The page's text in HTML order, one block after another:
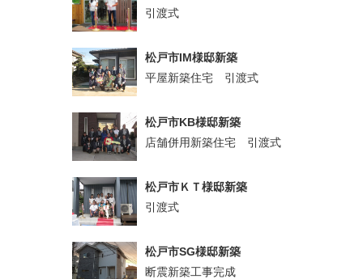
引渡式
松戸市IM様邸新築
平屋新築住宅 引渡式
松戸市KB様邸新築
店舗併用新築住宅 引渡式
松戸市ＫＴ様邸新築
引渡式
松戸市SG様邸新築
断震新築工事完成